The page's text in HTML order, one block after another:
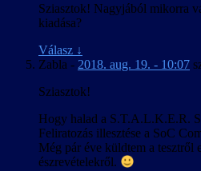
Sziasztok! Nagyjából mikorra
kiadása?
Válasz ↓
Zabla - 2018. aug. 19. - 10:07
Sziasztok!
Hogy halad a S.T.A.L.K.E.R.
Feliratozás illesztése a SoC
Még pár éve küldtem a tesztről
észrevételekről.